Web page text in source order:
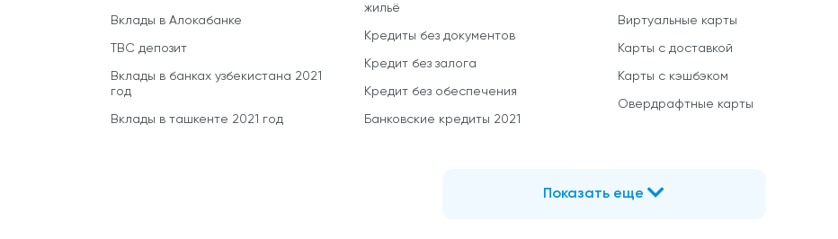
Вклады в Алокабанке
TBC депозит
Вклады в банках узбекистана 2021
год
Вклады в ташкенте 2021 год
жильё
Кредиты без документов
Кредит без залога
Кредит без обеспечения
Банковские кредиты 2021
Виртуальные карты
Карты с доставкой
Карты с кэшбэком
Овердрафтные карты
Показать еще